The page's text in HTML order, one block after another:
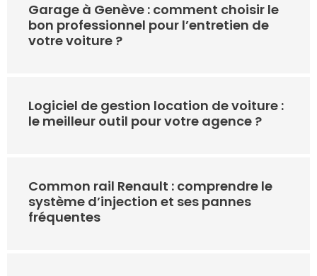
Garage à Genève : comment choisir le
bon professionnel pour l’entretien de
votre voiture ?
Logiciel de gestion location de voiture :
le meilleur outil pour votre agence ?
Common rail Renault : comprendre le
système d’injection et ses pannes
fréquentes